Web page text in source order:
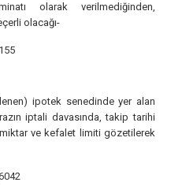
olarak verilmediğinden,
olacağı-
ipotek senedinde yer alan
iptali davasında, takip tarihi
ve kefalet limiti gözetilerek